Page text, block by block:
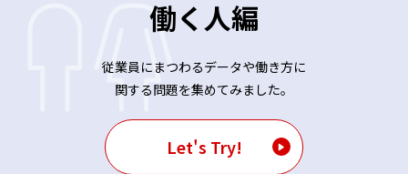
働く人編
従業員にまつわるデータや働き方に
関する問題を集めてみました。
Let's Try!